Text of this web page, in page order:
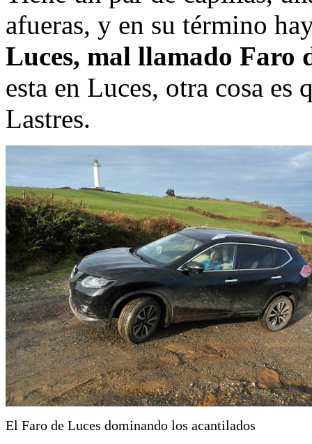
afueras, y en su término
Luces, mal llamado Faro
esta en Luces, otra cosa es
Lastres.
El Faro de Luces dominando los acantilados